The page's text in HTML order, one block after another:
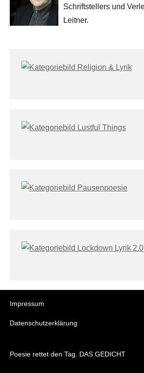
Schriftstellers und
Leitner.
Impressum
Datenschutzerklärung
Poesie rettet den Tag. DAS GEDICHT